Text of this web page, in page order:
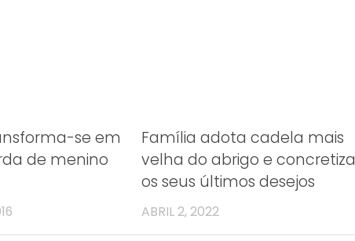
se em
de menino
Família adota cadela mais
velha do abrigo e concretiza
os seus últimos desejos
ABRIL 2, 2022